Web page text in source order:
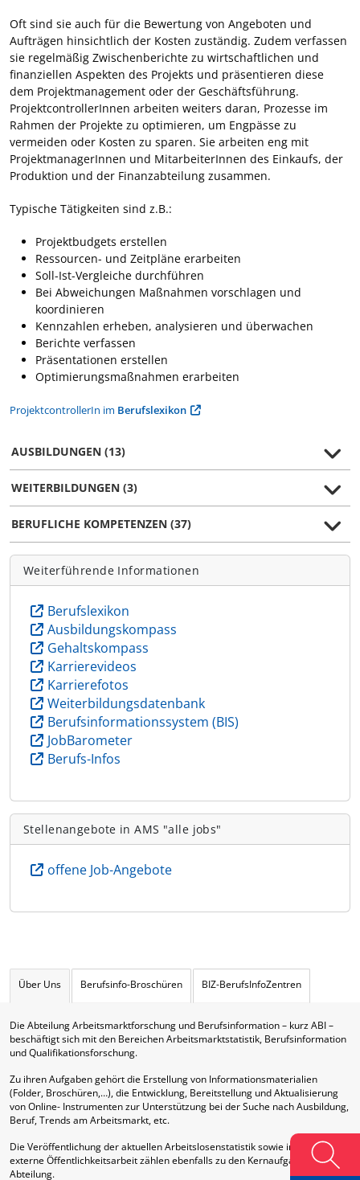
Oft sind sie auch für die Bewertung von Angeboten und
Aufträgen hinsichtlich der Kosten zuständig. Zudem verfassen
sie regelmäßig Zwischenberichte zu wirtschaftlichen und
finanziellen Aspekten des Projekts und präsentieren diese
dem Projektmanagement oder der Geschäftsführung.
ProjektcontrollerInnen arbeiten weiters daran, Prozesse im
Rahmen der Projekte zu optimieren, um Engpässe zu
vermeiden oder Kosten zu sparen. Sie arbeiten eng mit
ProjektmanagerInnen und MitarbeiterInnen des Einkaufs, der
Produktion und der Finanzabteilung zusammen.
Typische Tätigkeiten sind z.B.:
Projektbudgets erstellen
Ressourcen- und Zeitpläne erarbeiten
Soll-Ist-Vergleiche durchführen
Bei Abweichungen Maßnahmen vorschlagen und
koordinieren
Kennzahlen erheben, analysieren und überwachen
Berichte verfassen
Präsentationen erstellen
Optimierungsmaßnahmen erarbeiten
ProjektcontrollerIn im Berufslexikon
AUSBILDUNGEN (13)
WEITERBILDUNGEN (3)
BERUFLICHE KOMPETENZEN (37)
Weiterführende Informationen
Berufslexikon
Ausbildungskompass
Gehaltskompass
Karrierevideos
Karrierefotos
Weiterbildungsdatenbank
Berufsinformationssystem (BIS)
JobBarometer
Berufs-Infos
Stellenangebote in AMS "alle jobs"
offene Job-Angebote
Über Uns Berufsinfo-Broschüren BIZ-BerufsInfoZentren
Die Abteilung Arbeitsmarktforschung und Berufsinformation – kurz ABI –
beschäftigt sich mit den Bereichen Arbeitsmarktstatistik, Berufsinformation
und Qualifikationsforschung.
Zu ihren Aufgaben gehört die Erstellung von Informationsmaterialien
(Folder, Broschüren,…), die Entwicklung, Bereitstellung und Aktualisierung
von Online- Instrumenten zur Unterstützung bei der Suche nach Ausbildung,
Beruf, Trends am Arbeitsmarkt, etc.
Die Veröffentlichung der aktuellen Arbeitslosenstatistik sowie interne und
externe Öffentlichkeitsarbeit zählen ebenfalls zu den Kernaufgaben dieser
Abteilung.